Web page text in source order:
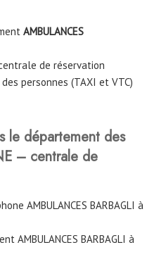
AMBULANCES
de réservation
personnes (TAXI et VTC)
le département des
– centrale de
AMBULANCES BARBAGLI à
AMBULANCES BARBAGLI à